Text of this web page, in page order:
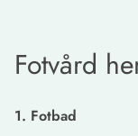
Fotvård
1. Fotbad